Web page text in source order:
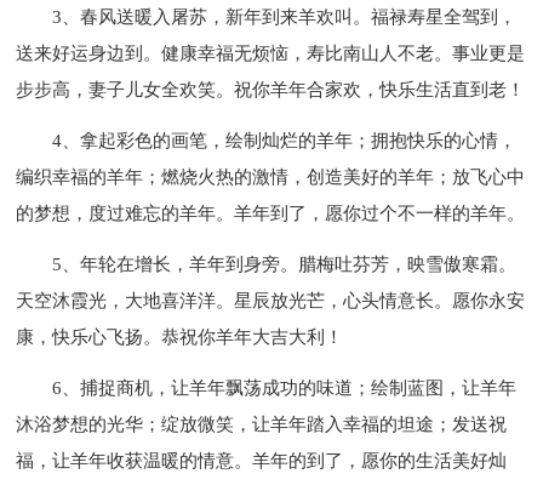
3、春风送暖入屠苏，新年到来羊欢叫。福禄寿星全驾到，
送来好运身边到。健康幸福无烦恼，寿比南山人不老。事业更是
步步高，妻子儿女全欢笑。祝你羊年合家欢，快乐生活直到老！
4、拿起彩色的画笔，绘制灿烂的羊年；拥抱快乐的心情，
编织幸福的羊年；燃烧火热的激情，创造美好的羊年；放飞心中
的梦想，度过难忘的羊年。羊年到了，愿你过个不一样的羊年。
5、年轮在增长，羊年到身旁。腊梅吐芬芳，映雪傲寒霜。
天空沐霞光，大地喜洋洋。星辰放光芒，心头情意长。愿你永安
康，快乐心飞扬。恭祝你羊年大吉大利！
6、捕捉商机，让羊年飘荡成功的味道；绘制蓝图，让羊年
沐浴梦想的光华；绽放微笑，让羊年踏入幸福的坦途；发送祝
福，让羊年收获温暖的情意。羊年的到了，愿你的生活美好灿